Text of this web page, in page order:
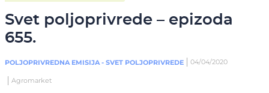
Svet poljoprivrede – epizoda
655.
POLJOPRIVREDNA EMISIJA - SVET POLJOPRIVREDE 04/04/2020
Agromarket